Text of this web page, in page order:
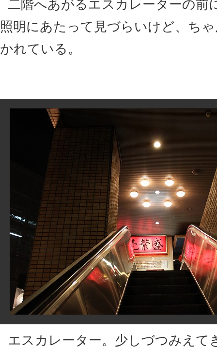
二階へあがるエスカレーターの前
照明にあたって見づらいけど、ち
かれている。
エスカレーター。少しづつみえて